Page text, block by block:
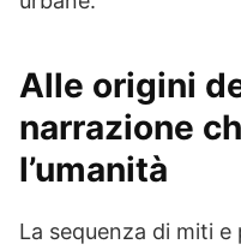
Alle origini
narrazione
l’umanità
La sequenza di miti